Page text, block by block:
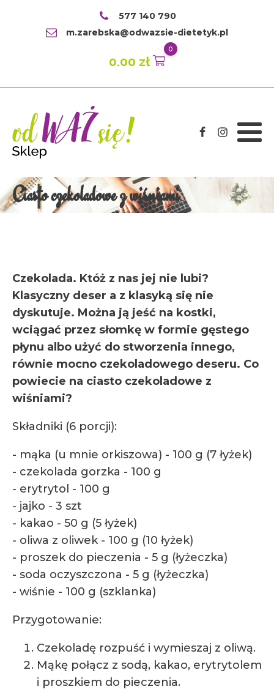
577 140 790
m.zarebska@odwazsie-dietetyk.pl
0.00 zł
0
Ciasto czekoladowe z wiśniami
Czekolada. Któż z nas jej nie lubi?
Klasyczny deser a z klasyką się nie
dyskutuje. Można ją jeść na kostki,
wciągać przez słomkę w formie gęstego
płynu albo użyć do stworzenia innego,
równie mocno czekoladowego deseru. Co
powiecie na ciasto czekoladowe z
wiśniami?
Składniki (6 porcji):
- mąka (u mnie orkiszowa) - 100 g (7 łyżek)
- czekolada gorzka - 100 g
- erytrytol - 100 g
- jajko - 3 szt
- kakao - 50 g (5 łyżek)
- oliwa z oliwek - 100 g (10 łyżek)
- proszek do pieczenia - 5 g (łyżeczka)
- soda oczyszczona - 5 g (łyżeczka)
- wiśnie - 100 g (szklanka)
Przygotowanie:
Czekoladę rozpuść i wymieszaj z oliwą.
Mąkę połącz z sodą, kakao, erytrytolem
i proszkiem do pieczenia.